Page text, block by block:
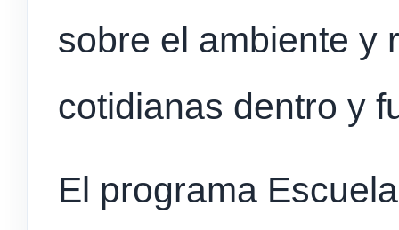
sobre el ambiente y
cotidianas dentro y
El programa